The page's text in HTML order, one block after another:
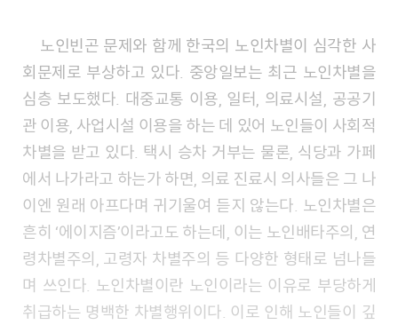
노인빈곤 문제와 함께 한국의 노인차별이 심각한 사
회문제로 부상하고 있다. 중앙일보는 최근 노인차별을
심층 보도했다. 대중교통 이용, 일터, 의료시설, 공공기
관 이용, 사업시설 이용을 하는 데 있어 노인들이 사회적
차별을 받고 있다. 택시 승차 거부는 물론, 식당과 가페
에서 나가라고 하는가 하면, 의료 진료시 의사들은 그 나
이엔 원래 아프다며 귀기울여 듣지 않는다. 노인차별은
흔히 ‘에이지즘’이라고도 하는데, 이는 노인배타주의, 연
령차별주의, 고령자 차별주의 등 다양한 형태로 넘나들
며 쓰인다. 노인차별이란 노인이라는 이유로 부당하게
취급하는 명백한 차별행위이다. 이로 인해 노인들이 깊